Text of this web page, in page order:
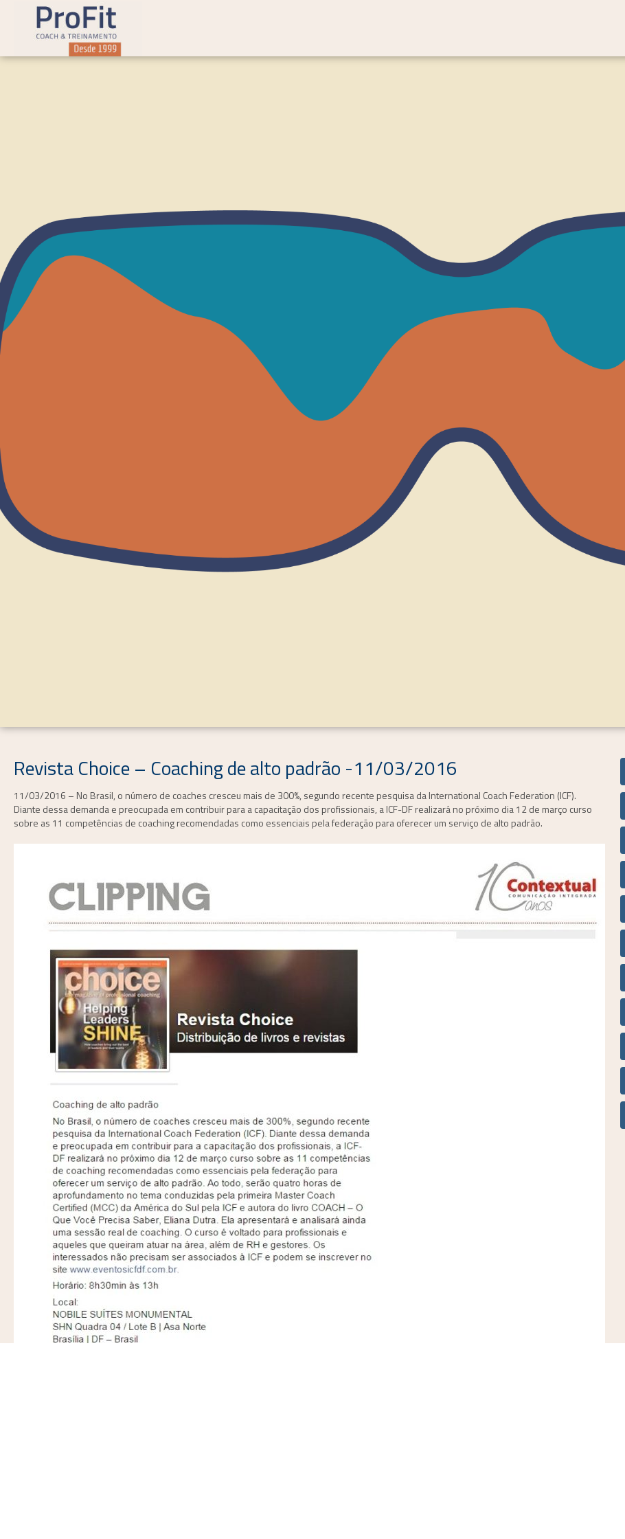
Revista Choice – Coaching de alto padrão -11/03/2016
11/03/2016 – No Brasil, o número de coaches cresceu mais de 300%, segundo recente pesquisa da International Coach Federation (ICF).
Diante dessa demanda e preocupada em contribuir para a capacitação dos profissionais, a ICF-DF realizará no próximo dia12 de março curso
sobre as 11 competências de coachingrecomendadas como essenciais pela federação para oferecer um serviço de alto padrão.